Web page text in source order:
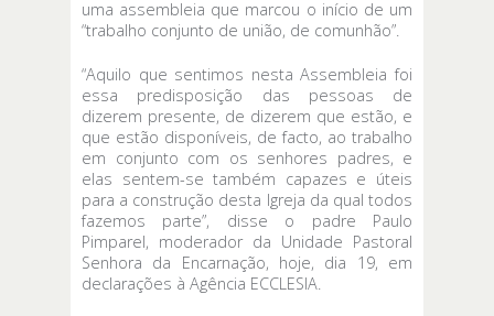
uma assembleia que marcou o início de um
“trabalho conjunto de união, de comunhão”.
“Aquilo que sentimos nesta Assembleia foi
essa predisposição das pessoas de
dizerem presente, de dizerem que estão, e
que estão disponíveis, de facto, ao trabalho
em conjunto com os senhores padres, e
elas sentem-se também capazes e úteis
para a construção desta Igreja da qual todos
fazemos parte”, disse o padre Paulo
Pimparel, moderador da Unidade Pastoral
Senhora da Encarnação, hoje, dia 19, em
declarações à Agência ECCLESIA.